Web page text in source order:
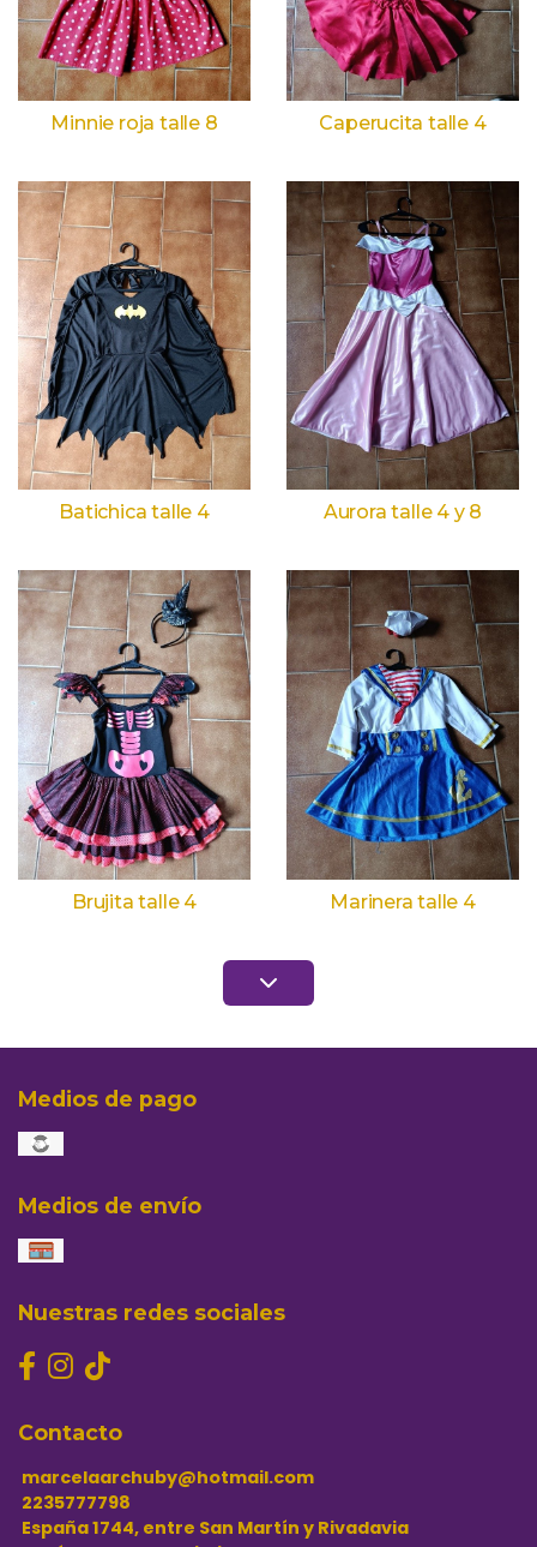
Minnie roja talle 8 Caperucita talle 4
Batichica talle 4 Aurora talle 4 y 8
Brujita talle 4 Marinera talle 4
Medios de pago
Medios de envío
Nuestras redes sociales
Contacto
marcelaarchuby@hotmail.com
2235777798
España 1744, entre San Martín y Rivadavia